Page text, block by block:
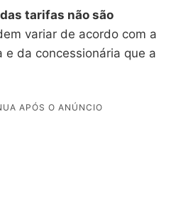
tarifas não são
variar de acordo com a
e da concessionária que a